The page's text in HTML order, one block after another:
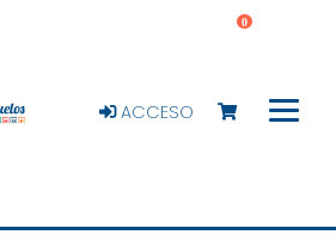
ACCESO
0